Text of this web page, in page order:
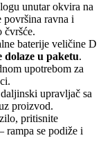
unutar okvira na
površina ravna i
čvršće.
baterije veličine D
dolaze u paketu.
upotrebom za
upravljač sa
proizvod.
pritisnite
rampa se podiže i